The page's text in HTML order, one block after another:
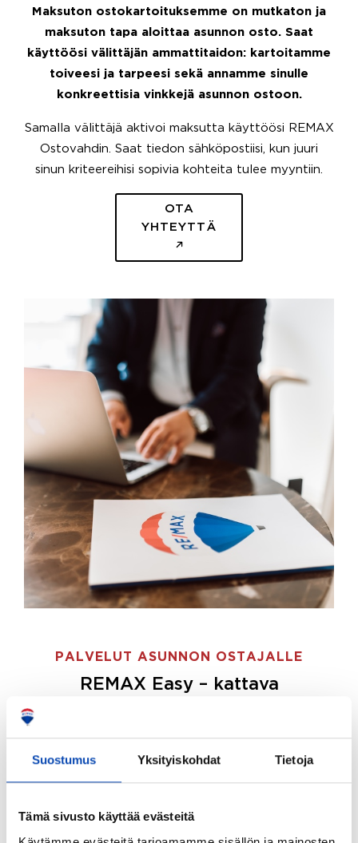
Suostumus Yksityiskohdat Tietoja
Tämä sivusto käyttää evästeitä
Maksuton ostokartoituksemme on mutkaton ja
maksuton tapa aloittaa asunnon osto. Saat
käyttöösi välittäjän ammattitaidon: kartoitamme
toiveesi ja tarpeesi sekä annamme sinulle
konkreettisia vinkkejä asunnon ostoon.
Samalla välittäjä aktivoi maksutta käyttöösi REMAX
Ostovahdin. Saat tiedon sähköpostiisi, kun juuri
sinun kriteereihisi sopivia kohteita tulee myyntiin.
OTA
YHTEYTTÄ
PALVELUT ASUNNON OSTAJALLE
REMAX Easy – kattava
ostajille.
Tee ostotoimeksianto ja etsimme juuri